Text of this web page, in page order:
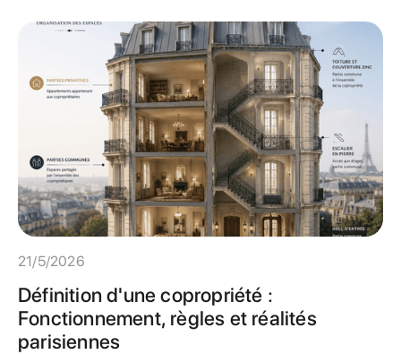
21/5/2026
Définition d'une copropriété :
Fonctionnement, règles et réalités
parisiennes